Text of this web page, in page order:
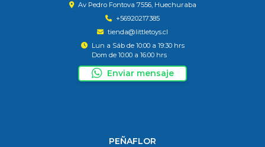
Av Pedro Fontova 7556, Huechuraba
+56920217385
tienda@littletoys.cl
Lun a Sáb de 10:00 a 19:30 hrs
Dom de 10:00 a 16:00 hrs
Enviar mensaje
PEÑAFLOR